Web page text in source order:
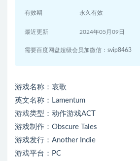
有效期 永久有效
最近更新 2024年05月09日
需要百度网盘超级会员加微信：svip8463
游戏名称：哀歌
英文名称：Lamentum
游戏类型：动作游戏ACT
游戏制作：Obscure Tales
游戏发行：Another Indie
游戏平台：PC